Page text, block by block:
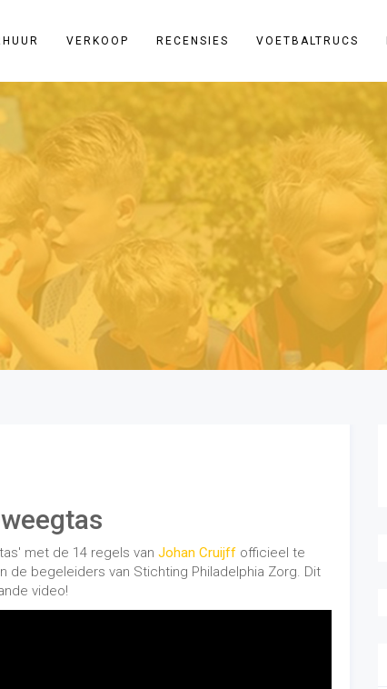
VERKOOP RECENSIES VOETBALTRUCS
met de 14 regels van Johan Cruijff officieel te
de begeleiders van Stichting Philadelphia Zorg. Dit
video!